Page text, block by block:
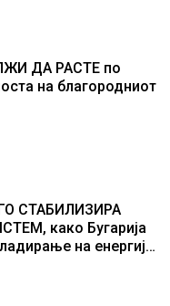
ДА РАСТЕ по
на благородниот
СТАБИЛИЗИРА
како Бугарија
на енергија